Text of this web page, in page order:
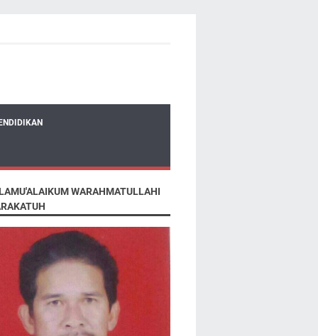
WARAHMATULLAHI